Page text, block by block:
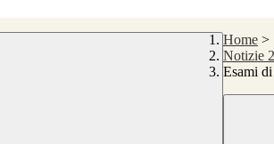
Home >
Notizie
Esami